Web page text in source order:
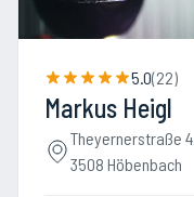
5.0(22)
Markus Heigl
Theyernerstraße 4
3508 Höbenbach